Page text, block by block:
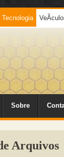
Tecnologia
Sobre
Arquivos